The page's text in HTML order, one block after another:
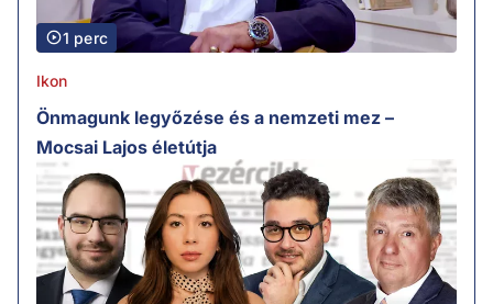
1 perc
Ikon
Önmagunk legyőzése és a nemzeti mez –
Mocsai Lajos életútja